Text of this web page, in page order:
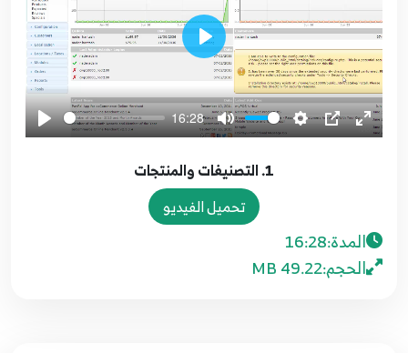
16:28
Play
1. التصنيفات والمنتجات
تحميل الفيديو
المدة:16:28
الحجم:49.22 MB